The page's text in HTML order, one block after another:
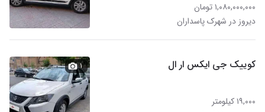
۱,۰۸۰,۰۰۰,۰۰۰ تومان
دیروز در شهرک پاسداران
کوییک جی ایکس ار ال
۱۹,۰۰۰ کیلومتر
۱